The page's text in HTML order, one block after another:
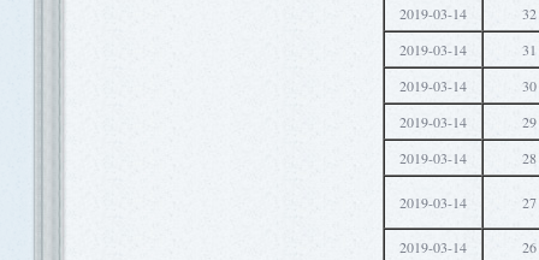
2019-03-14
32
2019-03-14
31
2019-03-14
30
2019-03-14
29
2019-03-14
28
2019-03-14 27
2019-03-14
26